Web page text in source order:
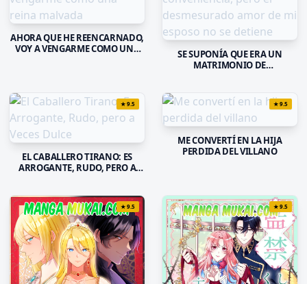
AHORA QUE HE REENCARNADO,
VOY A VENGARME COMO UNA
SE SUPONÍA QUE ERA UN
MATRIMONIO DE
ESPOSO NO SE DETIENE
★9.5
EL CABALLERO TIRANO: ES
ARROGANTE, RUDO, PERO A
★9.5
ME CONVERTÍ EN LA HIJA
PERDIDA DEL VILLANO
★9.5 ★9.5